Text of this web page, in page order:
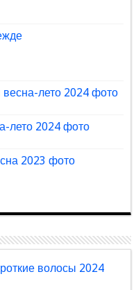
лето 2024 фото
лето 2024 фото
2023 фото
волосы 2024